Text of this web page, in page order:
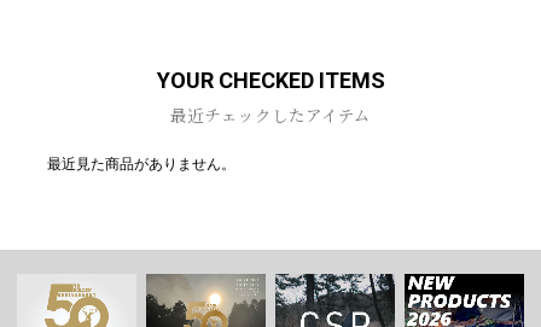
YOUR CHECKED ITEMS
最近チェックしたアイテム
最近見た商品がありません。